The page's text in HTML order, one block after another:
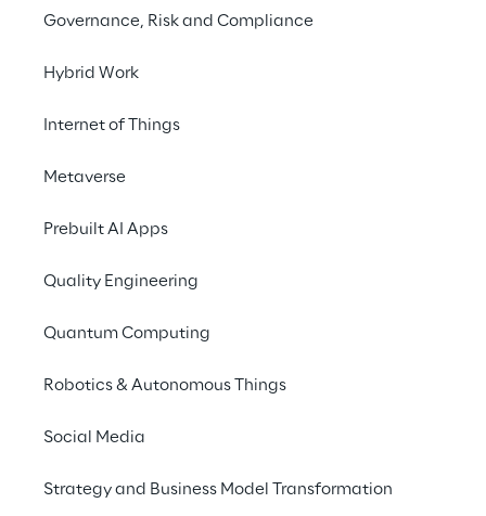
Governance, Risk and Compliance
Hybrid Work
Internet of Things
Metaverse
Prebuilt AI Apps
Quality Engineering
Quantum Computing
Robotics & Autonomous Things
Social Media
Strategy and Business Model Transformation
Consentire ai team
comprendere i costi del
cloud, identificare le
ottimizzazione, stabilire
una cultura FinOps
sostenibile e, in questo
massimo valore